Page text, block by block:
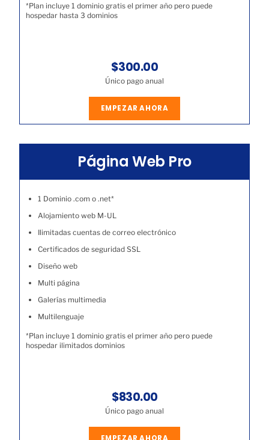
*Plan incluye 1 dominio gratis el primer año pero puede
hospedar hasta 3 dominios
$300.00
Único pago anual
EMPEZAR AHORA
Página Web Pro
1 Dominio .com o .net*
Alojamiento web M-UL
Ilimitadas cuentas de correo electrónico
Certificados de seguridad SSL
Diseño web
Multi página
Galerías multimedia
Multilenguaje
*Plan incluye 1 dominio gratis el primer año pero puede
hospedar ilimitados dominios
$830.00
Único pago anual